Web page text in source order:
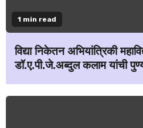
1 min read
विद्या निकेतन अभियांत्रिकी
डॉ.ए.पी.जे.अब्दुल कलाम यांची